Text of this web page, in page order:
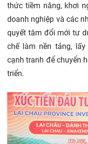
thức tiềm năng, khơi
doanh nghiệp và các
quyết tâm đổi mới tư
chế làm nền tảng,
cạnh tranh để chuyển
triển.